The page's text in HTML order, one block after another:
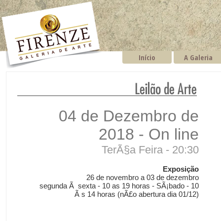
Início A Galeria
04 de Dezembro de
2018 - On line
TerÃ§a Feira - 20:30
Exposição
26 de novembro a 03 de dezembro
segunda Ã sexta - 10 as 19 horas - SÃ¡bado - 10
Ã s 14 horas (nÃ£o abertura dia 01/12)